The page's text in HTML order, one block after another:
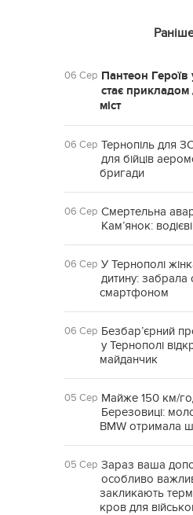
06 Сер Пантеон Героїв
стає
міст
06 Сер Тернопіль для
для бійців
бригади
06 Сер Смертельна
Кам’янок:
06 Сер У Тернополі
дитину: забрала
смартфоном
06 Сер Безбар’єрний
у Тернополі
майданчик
05 Сер Майже 150 км/
Березовиці:
BMW отримала
05 Сер Зараз ваша
особливо
закликають
кров для